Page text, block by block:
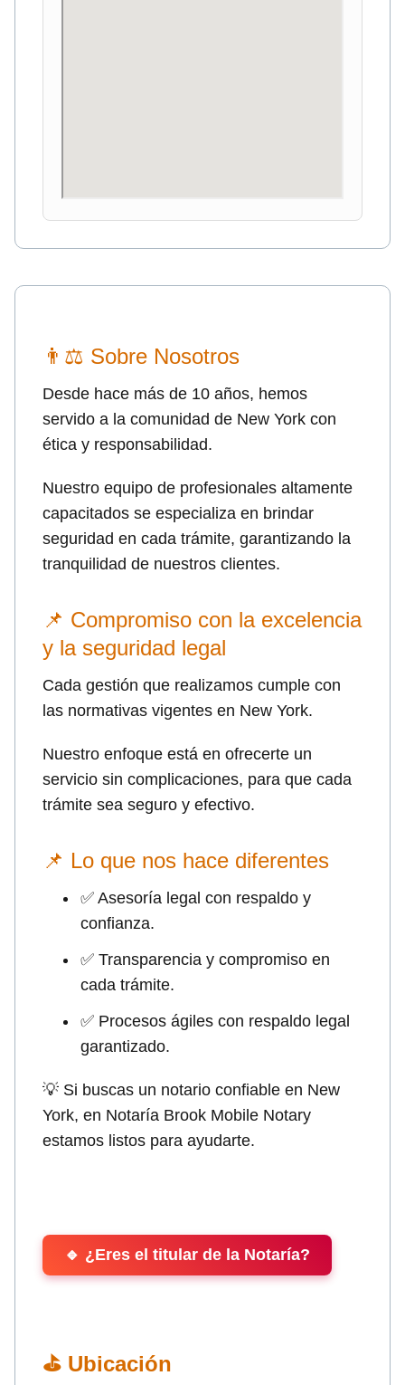
👨⚖ Sobre Nosotros
Desde hace más de 10 años, hemos
servido a la comunidad de New York con
ética y responsabilidad.
Nuestro equipo de profesionales altamente
capacitados se especializa en brindar
seguridad en cada trámite, garantizando la
tranquilidad de nuestros clientes.
📌 Compromiso con la excelencia
y la seguridad legal
Cada gestión que realizamos cumple con
las normativas vigentes en New York.
Nuestro enfoque está en ofrecerte un
servicio sin complicaciones, para que cada
trámite sea seguro y efectivo.
📌 Lo que nos hace diferentes
✅ Asesoría legal con respaldo y
confianza.
✅ Transparencia y compromiso en
cada trámite.
✅ Procesos ágiles con respaldo legal
garantizado.
💡 Si buscas un notario confiable en New
York, en Notaría Brook Mobile Notary
estamos listos para ayudarte.
🔹 ¿Eres el titular de la Notaría?
⛳ Ubicación